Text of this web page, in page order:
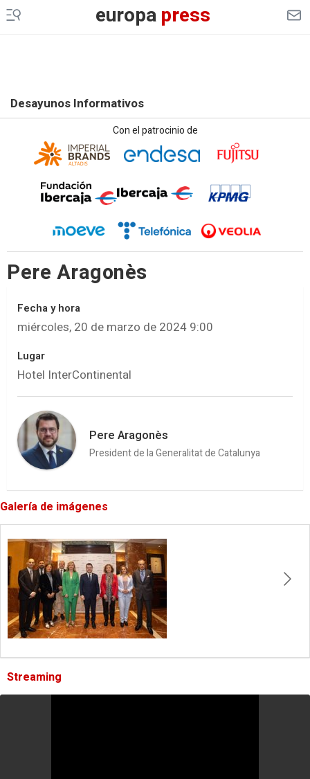
europapress
Desayunos Informativos
Con el patrocinio de
Pere Aragonès
Fecha y hora
miércoles, 20 de marzo de 2024 9:00
Lugar
Hotel InterContinental
Pere Aragonès
President de la Generalitat de Catalunya
Galería de imágenes
Streaming